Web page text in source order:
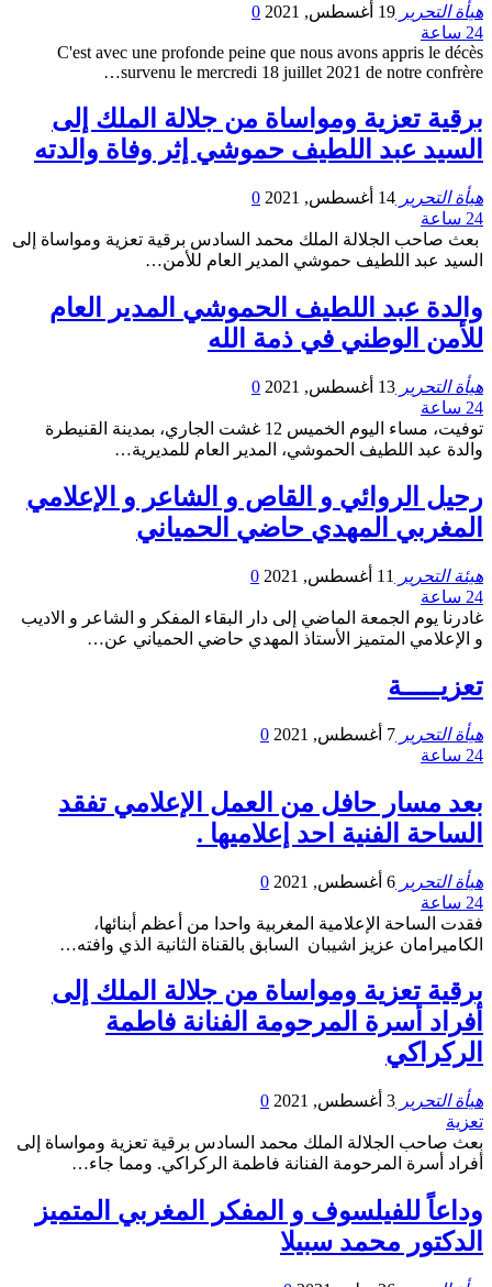
هيأة التحرير 19 أغسطس, 2021
0
24 ساعة
C'est avec une profonde peine que nous avons appris le décès
survenu le mercredi 18 juillet 2021 de notre confrère…
برقية تعزية ومواساة من جلالة الملك إلى
السيد عبد اللطيف حموشي إثر وفاة والدته
هيأة التحرير 14 أغسطس, 2021
0
24 ساعة
بعث صاحب الجلالة الملك محمد السادس برقية تعزية ومواساة إلى
السيد عبد اللطيف حموشي المدير العام للأمن…
والدة عبد اللطيف الحموشي المدير العام
للأمن الوطني في ذمة الله
هيأة التحرير 13 أغسطس, 2021
0
24 ساعة
توفيت، مساء اليوم الخميس 12 غشت الجاري، بمدينة القنيطرة
والدة عبد اللطيف الحموشي، المدير العام للمديرية…
رحيل الروائي و القاص و الشاعر و الإعلامي
المغربي المهدي حاضي الحمياني
هيئة التحرير 11 أغسطس, 2021
0
24 ساعة
غادرنا يوم الجمعة الماضي إلى دار البقاء المفكر و الشاعر و الاديب
و الإعلامي المتميز الأستاذ المهدي حاضي الحمياني عن…
تعزيـــــة
هيأة التحرير 7 أغسطس, 2021
0
24 ساعة
بعد مسار حافل من العمل الإعلامي تفقد
الساحة الفنية احد إعلاميها .
هيأة التحرير 6 أغسطس, 2021
0
24 ساعة
فقدت الساحة الإعلامية المغربية واحدا من أعظم أبنائها،
الكاميرامان عزيز اشيبان السابق بالقناة الثانية الذي وافته…
برقية تعزية ومواساة من جلالة الملك إلى
أفراد أسرة المرحومة الفنانة فاطمة
الركراكي
هيأة التحرير 3 أغسطس, 2021
0
تعزية
بعث صاحب الجلالة الملك محمد السادس برقية تعزية ومواساة إلى
أفراد أسرة المرحومة الفنانة فاطمة الركراكي. ومما جاء…
وداعاً للفيلسوف و المفكر المغربي المتميز
الدكتور محمد سبيلا